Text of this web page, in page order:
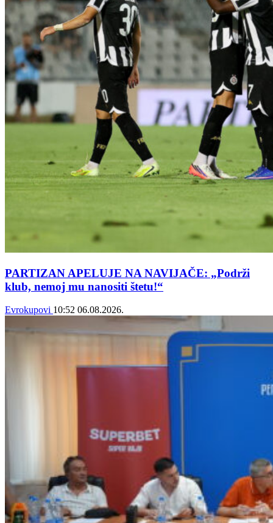
PARTIZAN APELUJE NA NAVIJAČE: „Podrži
klub, nemoj mu nanositi štetu!“
Evrokupovi 10:52 06.08.2026.